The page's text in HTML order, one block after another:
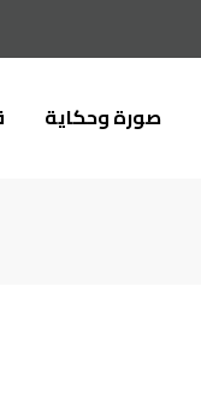
صورة وحكاية